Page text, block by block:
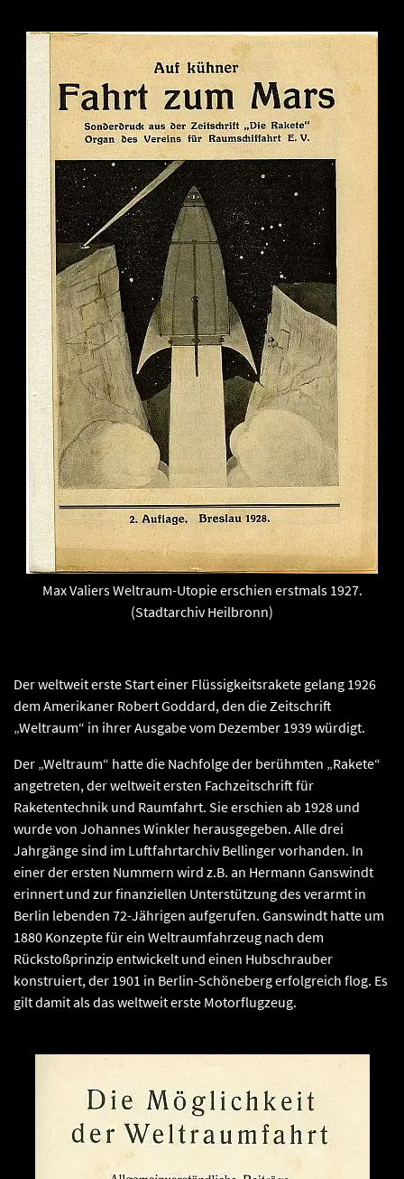
Max Valiers Weltraum-Utopie erschien erstmals 1927.
(Stadtarchiv Heilbronn)
Der weltweit erste Start einer Flüssigkeitsrakete gelang 1926
dem Amerikaner Robert Goddard, den die Zeitschrift
„Weltraum“ in ihrer Ausgabe vom Dezember 1939 würdigt.
Der „Weltraum“ hatte die Nachfolge der berühmten „Rakete“
angetreten, der weltweit ersten Fachzeitschrift für
Raketentechnik und Raumfahrt. Sie erschien ab 1928 und
wurde von Johannes Winkler herausgegeben. Alle drei
Jahrgänge sind im Luftfahrtarchiv Bellinger vorhanden. In
einer der ersten Nummern wird z.B. an Hermann Ganswindt
erinnert und zur finanziellen Unterstützung des verarmt in
Berlin lebenden 72-Jährigen aufgerufen. Ganswindt hatte um
1880 Konzepte für ein Weltraumfahrzeug nach dem
Rückstoßprinzip entwickelt und einen Hubschrauber
konstruiert, der 1901 in Berlin-Schöneberg erfolgreich flog. Es
gilt damit als das weltweit erste Motorflugzeug.